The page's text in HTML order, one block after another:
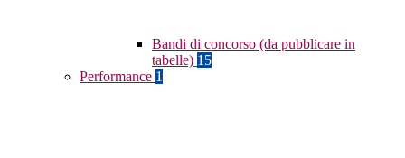
Bandi di concorso (da pubblicare in
tabelle) 15
Performance 1